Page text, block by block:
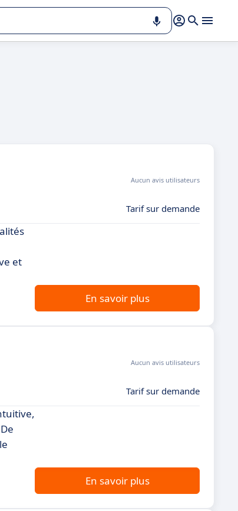
Aucun avis utilisateurs
Tarif sur demande
et
En savoir plus
Aucun avis utilisateurs
Tarif sur demande
En savoir plus